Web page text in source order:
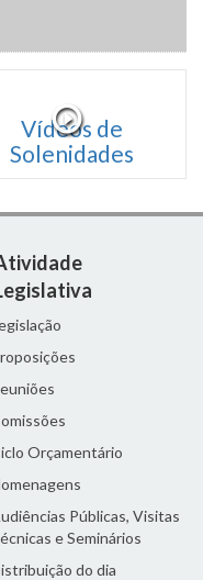
Vídeos de
Solenidades
Orçamentário
Públicas, Visitas
e Seminários
do dia